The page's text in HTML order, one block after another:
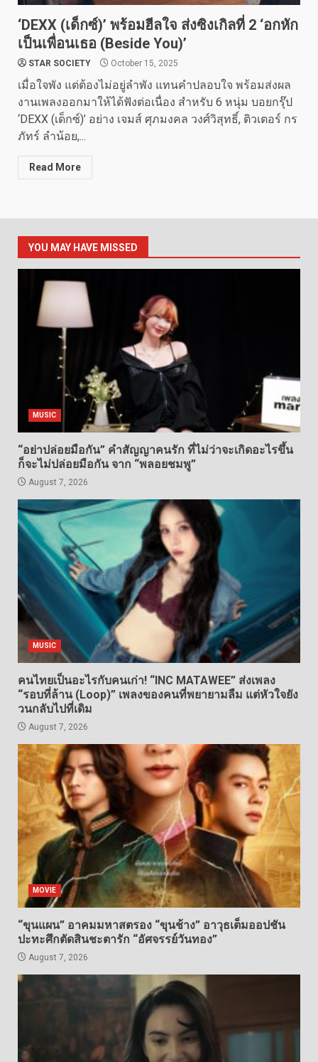
‘DEXX (เด็กซ์)’ พร้อมฮีลใจ ส่งซิงเกิลที่ 2 ‘อกหัก
เป็นเพื่อนเธอ (Beside You)’
STAR SOCIETY October 15, 2025
เมื่อใจพัง แต่ต้องไม่อยู่ลำพัง แทนคำปลอบใจ พร้อมส่งผล
งานเพลงออกมาให้ได้ฟังต่อเนื่อง สำหรับ 6 หนุ่ม บอยกรุ๊ป
‘DEXX (เด็กซ์)’ อย่าง เจมส์ ศุภมงคล วงศ์วิสุทธิ์, ติวเตอร์ กร
ภัทร์ ลำน้อย,...
Read More
YOU MAY HAVE MISSED
MUSIC
“อย่าปล่อยมือกัน” คำสัญญาคนรัก ที่ไม่ว่าจะเกิดอะไรขึ้น
ก็จะไม่ปล่อยมือกัน จาก “พลอยชมพู”
August 7, 2026
MUSIC
คนไทยเป็นอะไรกับคนเก่า! “INC MATAWEE” ส่งเพลง
“รอบที่ล้าน (Loop)” เพลงของคนที่พยายามลืม แต่หัวใจยัง
วนกลับไปที่เดิม
August 7, 2026
MOVIE
“ขุนแผน” อาคมมหาสตรอง “ขุนช้าง” อาวุธเต็มออปชัน
ปะทะศึกตัดสินชะตารัก “อัศจรรย์วันทอง”
August 7, 2026